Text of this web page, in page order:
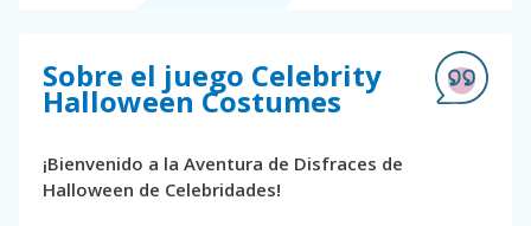
Sobre el juego Celebrity
Halloween Costumes
¡Bienvenido a la Aventura de Disfraces de
Halloween de Celebridades!